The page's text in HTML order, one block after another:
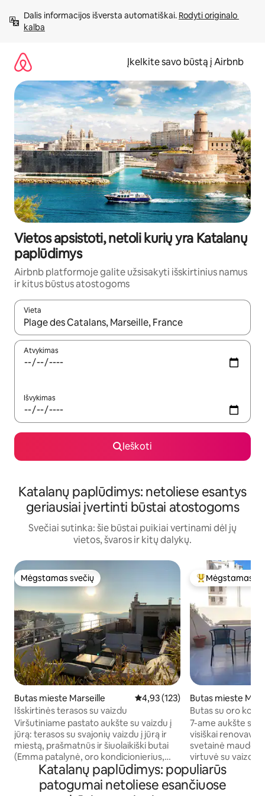
prie
turinio
Dalis informacijos išversta automatiškai. Rodyti originalo
kalba
Įkelkite savo būstą į Airbnb
Vietos apsistoti, netoli kurių yra Katalanų
paplūdimys
Airbnb platformoje galite užsisakyti išskirtinius namus
ir kitus būstus atostogoms
Vieta
Kai pasirodys paieškos rezultatai, juos naršyti galite
Atvykimas
Išvykimas
Ieškoti
Katalanų paplūdimys: netoliese esantys
geriausiai įvertinti būstai atostogoms
Svečiai sutinka: šie būstai puikiai vertinami dėl jų
vietos, švaros ir kitų dalykų.
Mėgstamas svečių
Mėgstamas svečių
Butas mieste Marseille Vidutinis įvertinimas: 4,93 iš 5,
4,93 (123)
Išskirtinės terasos su vaizdu
Viršutiniame pastato aukšte su vaizdu į
jūrą: terasos su svajonių vaizdu į jūrą ir
miestą, prašmatnūs ir šiuolaikiški butai
(Emma patalynė, oro kondicionierius,
indaplovė, skalbimo mašina, didelio
ekrano televizorius). Jūsų kojose Plage
des Catalans, Kennedy Corniche
Svečių
Mėgstamas
Butas mieste
Butas su oro
jūrą ir terasa
7-ame aukšte su
visiškai renovavo
svetainė maudosi
virtuvė su vaizdu į
kambariuose yra
terasos. Didelis
miegamąją vietą,
Katalanų paplūdimys: populiarūs
patogumai netoliese esančiuose